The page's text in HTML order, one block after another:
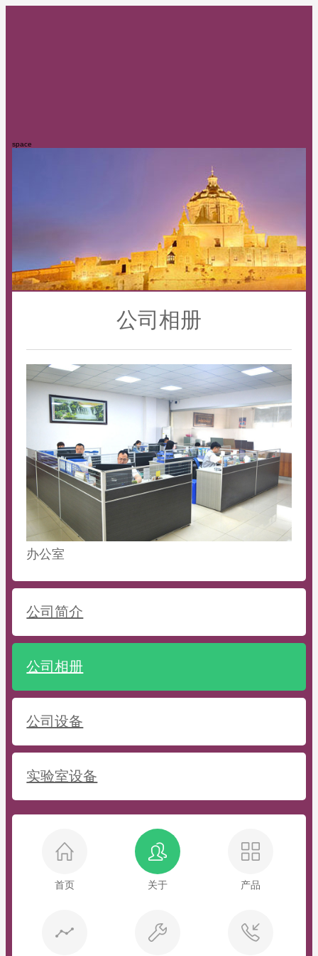
space
公司相册
办公室
公司简介
公司相册
公司设备
实验室设备
首页 关于 产品